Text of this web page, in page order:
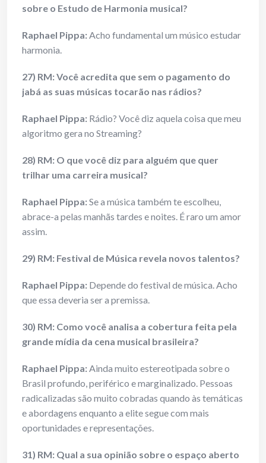
sobre o Estudo de Harmonia musical?
Raphael Pippa:Acho fundamental um músico estudar
harmonia.
27) RM: Você acredita que sem o pagamento do
jabá as suas músicas tocarão nas rádios?
Raphael Pippa: Rádio? Você diz aquela coisa que meu
algoritmo gera no Streaming?
28) RM: O que você diz para alguém que quer
trilhar uma carreira musical?
Raphael Pippa:Se a música também te escolheu,
abrace-a pelas manhãs tardes e noites. É raro um amor
assim.
29) RM: Festival de Música revela novos talentos?
Raphael Pippa: Depende do festival de música. Acho
que essa deveria ser a premissa.
30) RM: Como você analisa a cobertura feita pela
grande mídia da cena musical brasileira?
Raphael Pippa:Ainda muito estereotipada sobre o
Brasil profundo, periférico e marginalizado. Pessoas
radicalizadas são muito cobradas quando às temáticas
e abordagens enquanto a elite segue com mais
oportunidades e representações.
31) RM: Qual a sua opinião sobre o espaço aberto